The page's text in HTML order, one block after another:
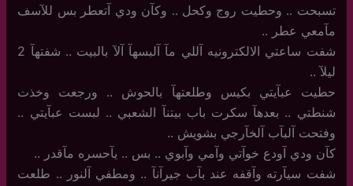
تسبحت .. وحطيت روج وكحل .. وكآن ودي آتعطر بس للآسف
مآمعي عطر ..
شفت ساعتي الالكترونيه آللي مآ آلبسهآ آلآ بالبيت .. شفتهآ 2
ليلآ ..
حطيت عبآيتي بكيس وطلعتهآ بالحوش .. ورجعت وخذت
شنطتي .. بعدهآ سكرت باب بيتنآ الشعبي .. لبست عبآيتي ..
وفتحت آلبآب آلخآرجي بشويش ..
كآن ودي آودع خوآتي وآمي وآبوي .. بس .. يآحسره مآقدر ..
شفت سيآرته وآقفه عند بآب جيرآنآ .. ومطفي آلنور .. طلعت